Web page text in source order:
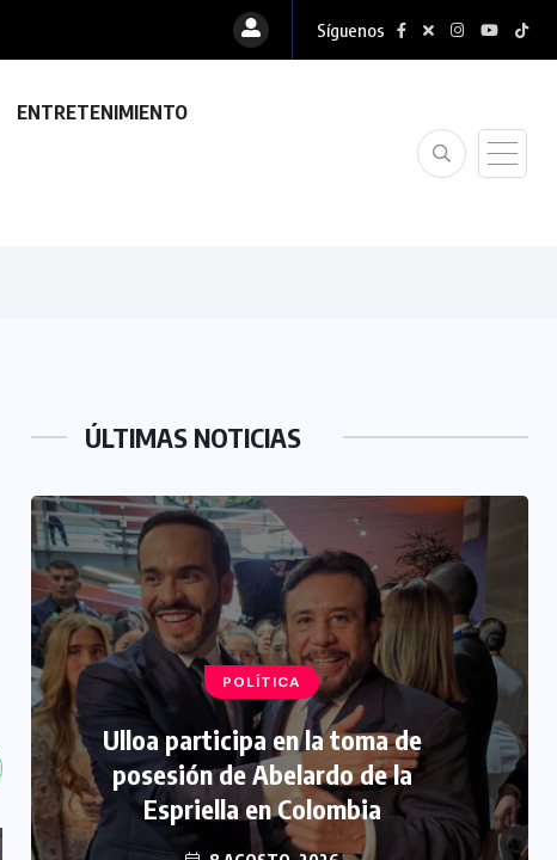
Síguenos
ENTRETENIMIENTO
ÚLTIMAS NOTICIAS
POLÍTICA
Ulloa participa en la toma de
posesión de Abelardo de la
Espriella en Colombia